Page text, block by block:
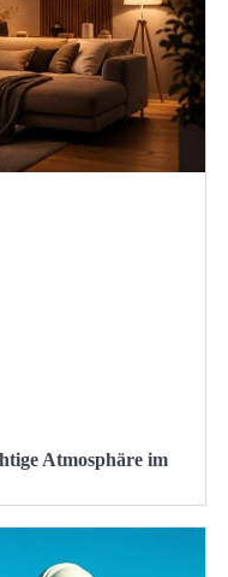
Atmosphäre im